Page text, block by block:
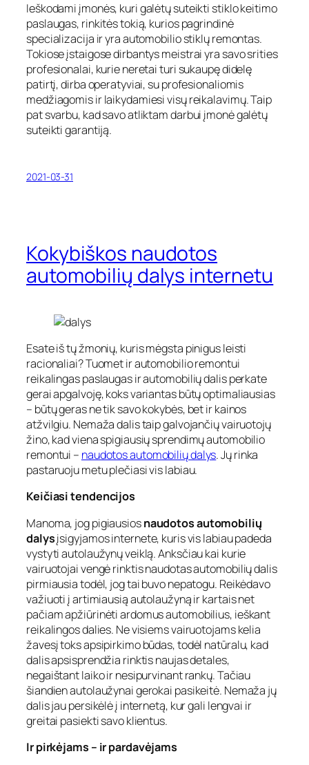
Ieškodami įmonės, kuri galėtų suteikti stiklo keitimo
paslaugas, rinkitės tokią, kurios pagrindinė
specializacija ir yra automobilio stiklų remontas.
Tokiose įstaigose dirbantys meistrai yra savo srities
profesionalai, kurie neretai turi sukaupę didelę
patirtį, dirba operatyviai, su profesionaliomis
medžiagomis ir laikydamiesi visų reikalavimų. Taip
pat svarbu, kad savo atliktam darbui įmonė galėtų
suteikti garantiją.
2021-03-31
Kokybiškos naudotos
automobilių dalys internetu
Esate iš tų žmonių, kuris mėgsta pinigus leisti
racionaliai? Tuomet ir automobilio remontui
reikalingas paslaugas ir automobilių dalis perkate
gerai apgalvoję, koks variantas būtų optimaliausias
– būtų geras ne tik savo kokybės, bet ir kainos
atžvilgiu. Nemaža dalis taip galvojančių vairuotojų
žino, kad viena spigiausių sprendimų automobilio
remontui – naudotos automobilių dalys. Jų rinka
pastaruoju metu plečiasi vis labiau.
Keičiasi tendencijos
Manoma, jog pigiausiosnaudotos automobilių
dalysįsigyjamos internete, kuris vis labiau padeda
vystyti autolaužynų veiklą. Anksčiau kai kurie
vairuotojai vengė rinktis naudotas automobilių dalis
pirmiausia todėl, jog tai buvo nepatogu. Reikėdavo
važiuoti į artimiausią autolaužyną ir kartais net
pačiam apžiūrinėti ardomus automobilius, ieškant
reikalingos dalies. Ne visiems vairuotojams kelia
žavesį toks apsipirkimo būdas, todėl natūralu, kad
dalis apsisprendžia rinktis naujas detales,
negaištant laiko ir nesipurvinant rankų. Tačiau
šiandien autolaužynai gerokai pasikeitė. Nemaža jų
dalis jau persikėlė į internetą, kur gali lengvai ir
greitai pasiekti savo klientus.
Ir pirkėjams – ir pardavėjams